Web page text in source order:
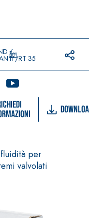
RT 35
per
valvolati
PITTURE
SICURA G3